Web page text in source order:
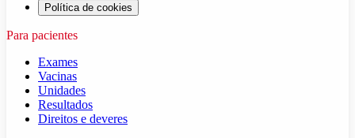
Política de cookies
Para pacientes
Exames
Vacinas
Unidades
Resultados
Direitos e deveres